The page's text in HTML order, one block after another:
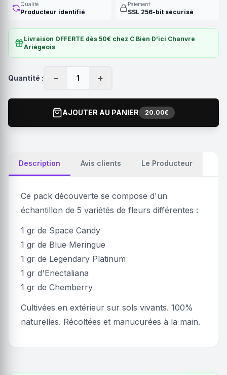
Qualité
Producteur identifié
Paiement
SSL 256-bit sécurisé
Livraison OFFERTE dès 50€ chez C Bien D'ici Chanvre
Ariégeois
Quantité : − 1 +
AJOUTER AU PANIER 20.00€
Description Avis clients Le Producteur
Ce pack découverte se compose d'un
échantillon de 5 variétés de fleurs différentes :
1 gr de Space Candy
1 gr de Blue Meringue
1 gr de Legendary Platinum
1 gr d'Enectaliana
1 gr de Chemberry
Cultivées en extérieur sur sols vivants. 100%
naturelles. Récoltées et manucurées à la main.